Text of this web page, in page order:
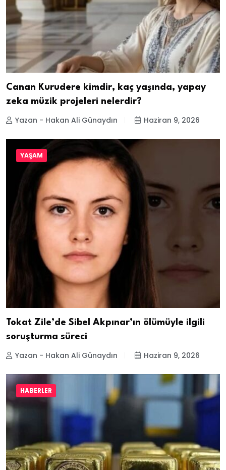
Canan Kurudere kimdir, kaç yaşında, yapay
zeka müzik projeleri nelerdir?
Yazan - Hakan Ali Günaydın Haziran 9, 2026
YAŞAM
Tokat Zile’de Sibel Akpınar’ın ölümüyle ilgili
soruşturma süreci
Yazan - Hakan Ali Günaydın Haziran 9, 2026
HABERLER